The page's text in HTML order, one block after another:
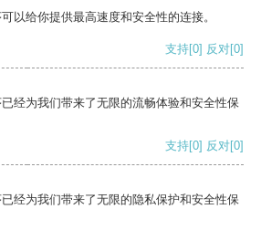
以给你提供最高速度和安全性的连接。
支持[0] 反对[0]
经为我们带来了无限的流畅体验和安全性保
支持[0] 反对[0]
经为我们带来了无限的隐私保护和安全性保